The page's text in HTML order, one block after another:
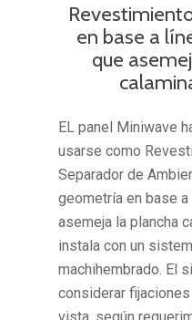
en base a
que
EL panel Miniwave
usarse como
Separador de
geometría en base
asemeja la plancha
instala con un
machihembrado. El
considerar